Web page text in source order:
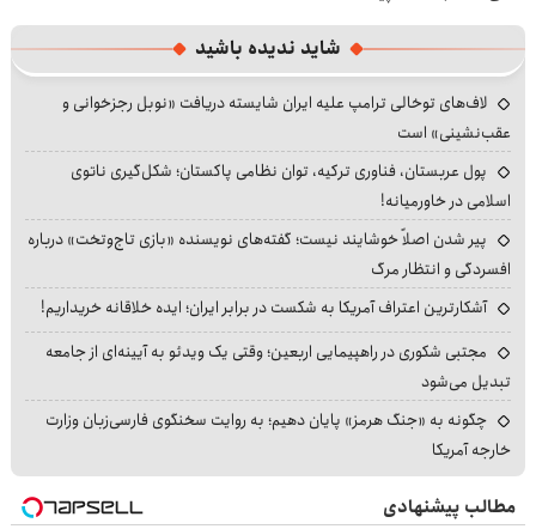
شاید ندیده باشید
لاف‌های توخالی ترامپ علیه ایران شایسته دریافت «نوبل رجزخوانی و
عقب‌نشینی» است
پول عربستان، فناوری ترکیه، توان نظامی پاکستان؛ شکل‌گیری ناتوی
اسلامی در خاورمیانه!
پیر شدن اصلاً خوشایند نیست؛ گفته‌های نویسنده «بازی تاج‌وتخت» درباره
افسردگی و انتظار مرگ
آشکارترین اعتراف آمریکا به شکست در برابر ایران؛ ایده خلاقانه خریداریم!
مجتبی شکوری در راهپیمایی اربعین؛ وقتی یک ویدئو به آیینه‌ای از جامعه
تبدیل می‌شود
چگونه به «جنگ هرمز» پایان دهیم؛ به روایت سخنگوی فارسی‌زبان وزارت
خارجه آمریکا
مطالب پیشنهادی